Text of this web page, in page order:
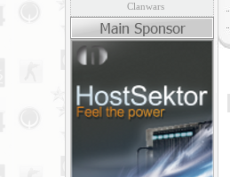
Clanwars